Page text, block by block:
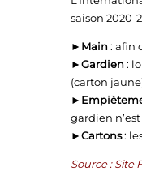
saison 2020-
►Main: afin
►Gardien:
(carton
►
gardien
►Cartons:
Source : Site